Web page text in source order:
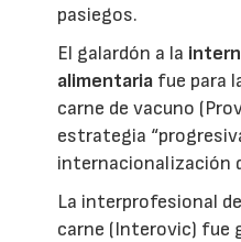
pasiegos.
El galardón a la
alimentaria fue para
carne de vacuno
estrategia
internacionalización
La interprofesional
carne (Interovic) fue